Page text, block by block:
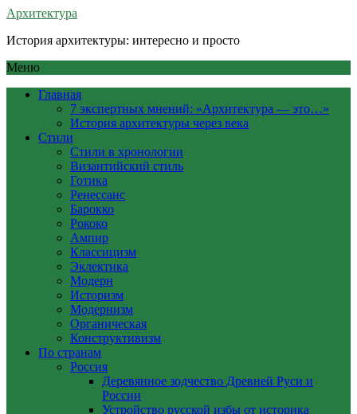
Архитектура
История архитектуры: интересно и просто
Меню
Главная
7 экспертных мнений: «Архитектура — это…»
История архитектуры через века
Стили
Стили в хронологии
Византийский стиль
Готика
Ренессанс
Барокко
Рококо
Ампир
Классицизм
Эклектика
Модерн
Историзм
Модернизм
Органическая
Конструктивизм
По странам
Россия
Деревянное зодчество Древней Руси и
России
Устройство русской избы от историка